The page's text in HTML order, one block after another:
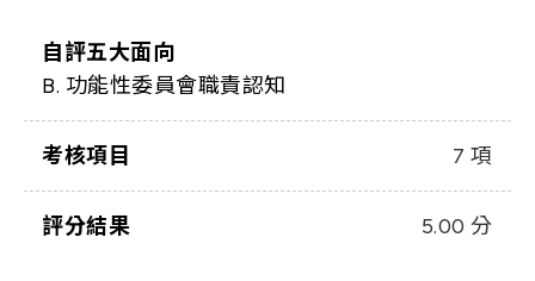
自評五大面向
B. 功能性委員會職責認知
考核項目 7 項
評分結果 5.00 分